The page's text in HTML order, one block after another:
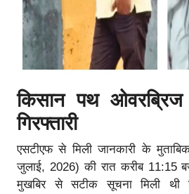
किसान पथ
गिरफ्तारी
एसटीएफ से मिली जानकारी के
जुलाई, 2026) की रात करीब 11:15
मुखबिर से सटीक सूचना मिली थी